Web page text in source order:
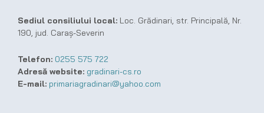
Sediul consiliului local: Loc. Grădinari, str. Principală, Nr.
190, jud. Caraș-Severin
Telefon: 0255 575 722
Adresă website: gradinari-cs.ro
E-mail: primariagradinari@yahoo.com